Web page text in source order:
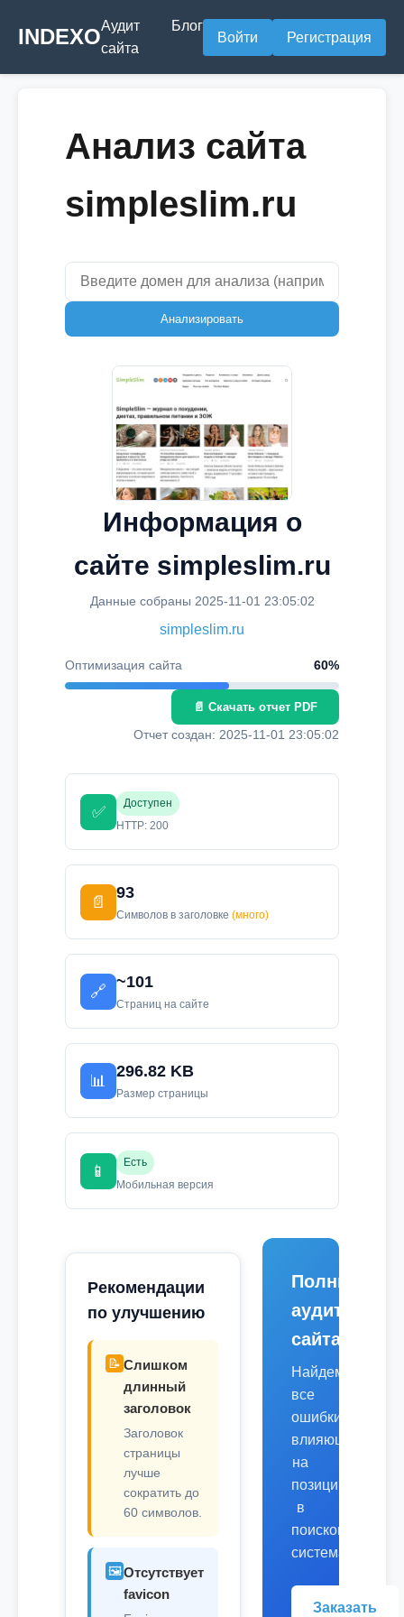
INDEXOАудит
сайта
Блог
Войти Регистрация
Анализ сайта
simpleslim.ru
Анализировать
Информация о
сайте simpleslim.ru
Данные собраны 2025-11-01 23:05:02
simpleslim.ru
Оптимизация сайта 60%
📄 Скачать отчет PDF
Отчет создан: 2025-11-01 23:05:02
✅
Доступен
HTTP: 200
📄
93
Символов в заголовке (много)
🔗
~101
Страниц на сайте
📊
296.82 KB
Размер страницы
📱
Есть
Мобильная версия
Рекомендации
по улучшению
📝 Слишком
длинный
заголовок
Заголовок
страницы
лучше
сократить до
60 символов.
🖼️Отсутствует
favicon
Полный
аудит
сайта
Найдем
все
ошибки,
влияющие
на
позиции
в
поисковых
системах.
Заказать